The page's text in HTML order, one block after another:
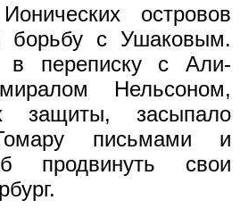
островов
борьбу с Ушаковым.
в переписку с Али-
Нельсоном,
засыпало
письмами и
продвинуть свои